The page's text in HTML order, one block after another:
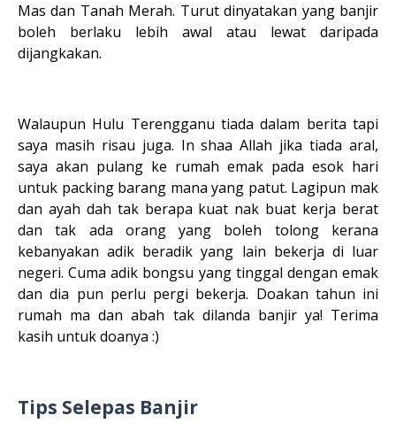
Mas dan Tanah Merah. Turut dinyatakan yang banjir
boleh berlaku lebih awal atau lewat daripada
dijangkakan.
Walaupun Hulu Terengganu tiada dalam berita tapi
saya masih risau juga. In shaa Allah jika tiada aral,
saya akan pulang ke rumah emak pada esok hari
untuk packing barang mana yang patut. Lagipun mak
dan ayah dah tak berapa kuat nak buat kerja berat
dan tak ada orang yang boleh tolong kerana
kebanyakan adik beradik yang lain bekerja di luar
negeri. Cuma adik bongsu yang tinggal dengan emak
dan dia pun perlu pergi bekerja. Doakan tahun ini
rumah ma dan abah tak dilanda banjir ya! Terima
kasih untuk doanya :)
Tips Selepas Banjir